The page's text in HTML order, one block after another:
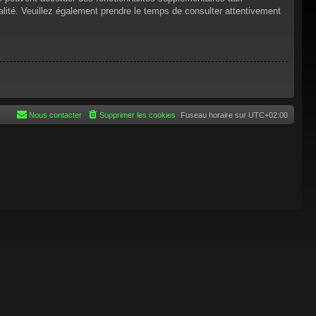
Veuillez également prendre le temps de consulter attentivement
Fuseau horaire sur UTC+02:00
Supprimer les cookies
Nous contacter